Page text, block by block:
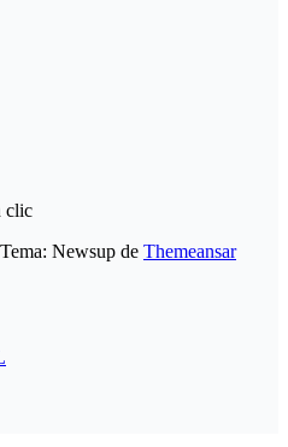
clic
Tema: Newsup de Themeansar